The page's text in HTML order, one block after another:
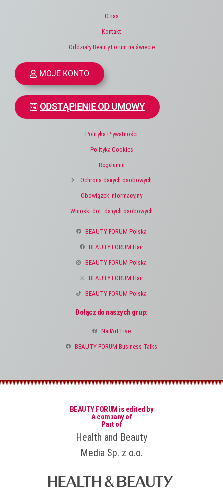
O nas
Kontakt
Oddziały Beauty Forum na świecie
MOJE KONTO
ODSTĄPIENIE OD UMOWY
Polityka Prywatności
Polityka Cookies
Regulamin
Ochrona danych osobowych
Obowiązek informacyjny
Wnioski dot. danych osobowych
BEAUTY FORUM Polska
BEAUTY FORUM Hair
BEAUTY FORUM Polska
BEAUTY FORUM Hair
BEAUTY FORUM Polska
Dołącz do naszych grup:
NailArt Live
BEAUTY FORUM Business Talks
BEAUTY FORUM is edited by
A company of
Part of
Health and Beauty
Media Sp. z o.o.